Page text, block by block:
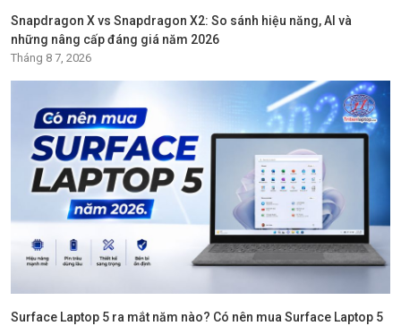
Snapdragon X vs Snapdragon X2: So sánh hiệu năng, AI và
những nâng cấp đáng giá năm 2026
Tháng 8 7, 2026
Surface Laptop 5 ra mắt năm nào? Có nên mua Surface Laptop 5